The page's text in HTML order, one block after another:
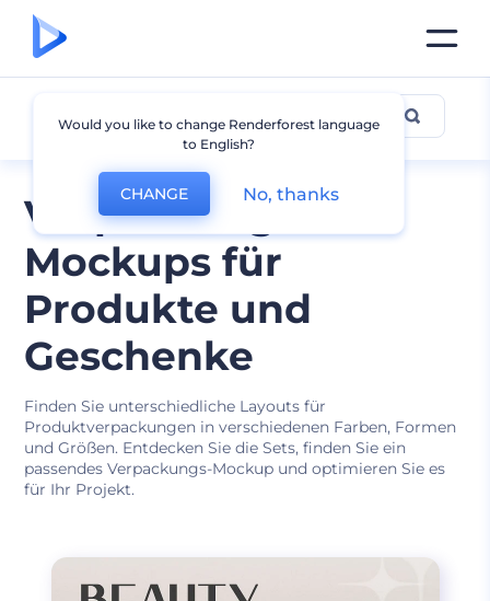
Verpackung
Mockups für
Produkte und
Geschenke
Finden Sie unterschiedliche Layouts für
Produktverpackungen in verschiedenen Farben, Formen
und Größen. Entdecken Sie die Sets, finden Sie ein
passendes Verpackungs-Mockup und optimieren Sie es
für Ihr Projekt.
Verpackung
Would you like to change Renderforest language
to English?
CHANGE No, thanks